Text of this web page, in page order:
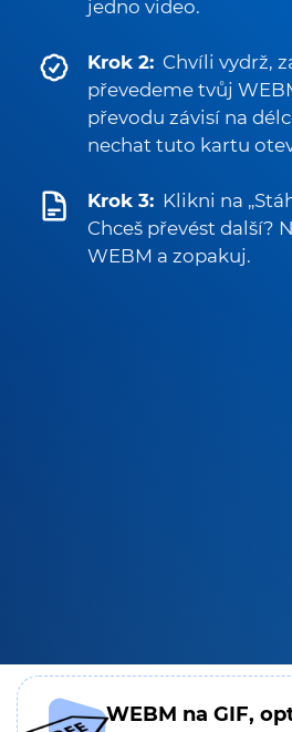
jedno video.
Krok 2: Chvíli vydrž,
převedeme tvůj
převodu závisí na
nechat tuto kartu
Krok 3: Klikni na
Chceš převést další?
WEBM a zopakuj.
WEBM na GIF,